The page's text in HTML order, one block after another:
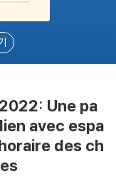
Une pa
avec espa
des ch